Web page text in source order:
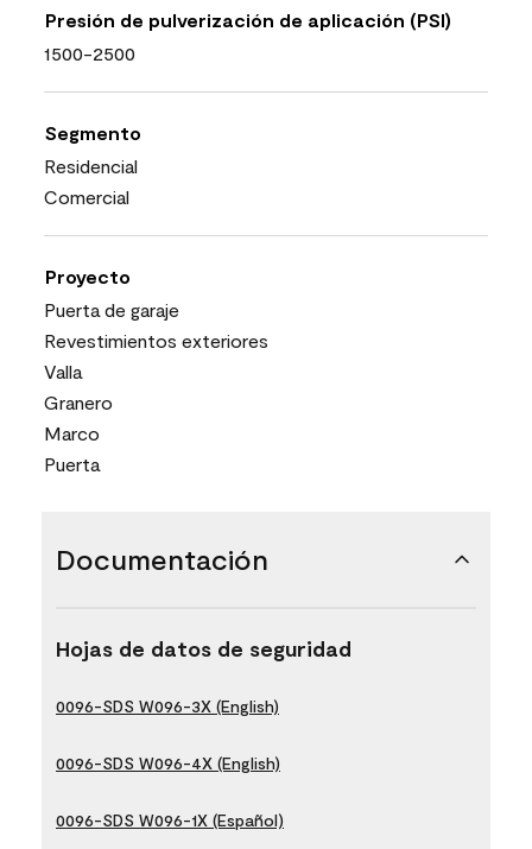
Presión de pulverización de aplicación (PSI)
1500-2500
Segmento
Residencial
Comercial
Proyecto
Puerta de garaje
Revestimientos exteriores
Valla
Granero
Marco
Puerta
Documentación
Hojas de datos de seguridad
0096-SDS W096-3X (English)
0096-SDS W096-4X (English)
0096-SDS W096-1X (Español)